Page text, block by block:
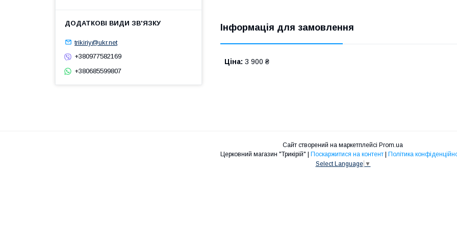
Інформація для замовлення
Ціна: 3 900 ₴
trikiriy@ukr.net
+380977582169
+380685599807
Сайт створений на маркетплейсі Prom.ua
Поскаржитися на контент
Політика
Select Language ▼